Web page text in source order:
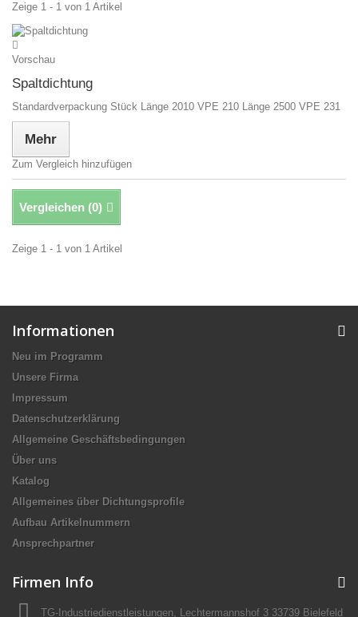
Zeige 1 - 1 von 1 Artikel
Vorschau
Spaltdichtung
Standardverpackung Stück Länge 2010 VPE 210 Länge 2500 VPE 231
Mehr
Zum Vergleich hinzufügen
Vergleichen (0)
Zeige 1 - 1 von 1 Artikel
Informationen
Neu im Programm
Unsere Firma
Impressum
Datenschutzerklärung
Allgemeine Geschäftsbedingungen
Über uns
Katalog
Allgemeines über Dichtungsprofile
Aufbau Artikelnummern
Ansprechpartner
Firmen Info
TG-Industriedienstleistungen, Lechtermannshof 3 33739 Bielefeld